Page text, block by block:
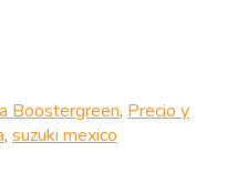
Boostergreen, Precio y
, suzuki mexico